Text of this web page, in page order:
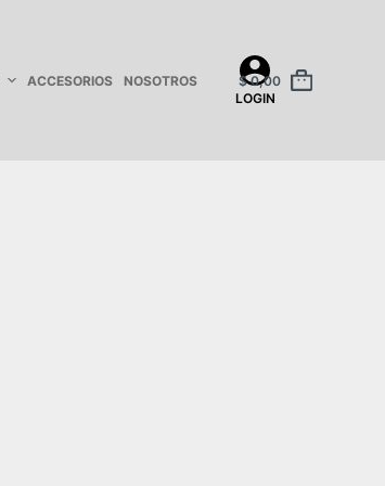
ACCESORIOS
NOSOTROS
LOGIN
$0,00